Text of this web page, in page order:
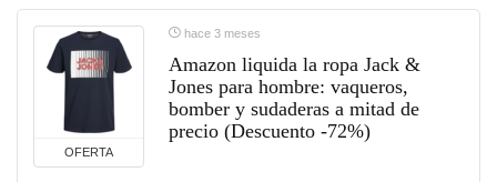
OFERTA
hace 3 meses
Amazon liquida la ropa Jack &
Jones para hombre: vaqueros,
bomber y sudaderas a mitad de
precio (Descuento -72%)